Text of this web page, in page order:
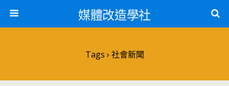
媒體改造學社
Tags › 社會新聞